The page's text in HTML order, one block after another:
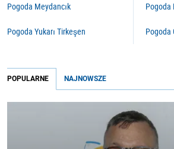
Pogoda Meydancık
Pogoda Yukarı Tirkeşen
Pogoda
Pogoda
POPULARNE NAJNOWSZE